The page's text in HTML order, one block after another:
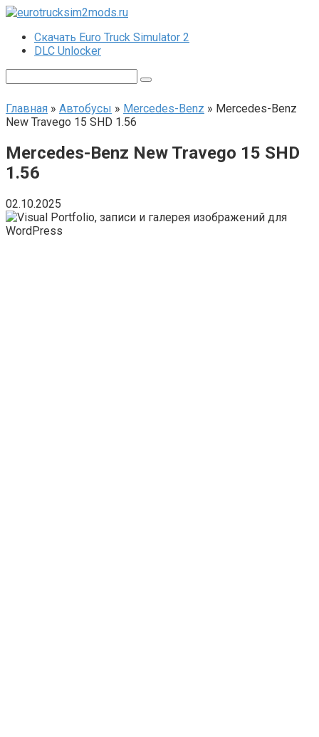
Перейти
контентуСкачать Euro Truck Simulator 2
DLC Unlocker
Главная » Автобусы » Mercedes-Benz » Mercedes-Benz
New Travego 15 SHD 1.56
Mercedes-Benz New Travego 15 SHD
1.56
02.10.2025